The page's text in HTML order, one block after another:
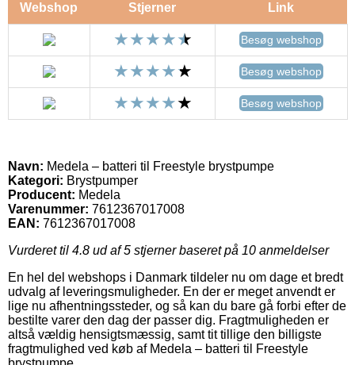
Webshop Stjerner Link
Besøg webshop
Besøg webshop
Besøg webshop
Navn: Medela – batteri til Freestyle brystpumpe
Kategori: Brystpumper
Producent: Medela
Varenummer: 7612367017008
EAN: 7612367017008
Vurderet til 4.8 ud af 5 stjerner baseret på 10 anmeldelser
En hel del webshops i Danmark tildeler nu om dage et bredt
udvalg af leveringsmuligheder. En der er meget anvendt er
lige nu afhentningssteder, og så kan du bare gå forbi efter de
bestilte varer den dag der passer dig. Fragtmuligheden er
altså vældig hensigtsmæssig, samt tit tillige den billigste
fragtmulighed ved køb af Medela – batteri til Freestyle